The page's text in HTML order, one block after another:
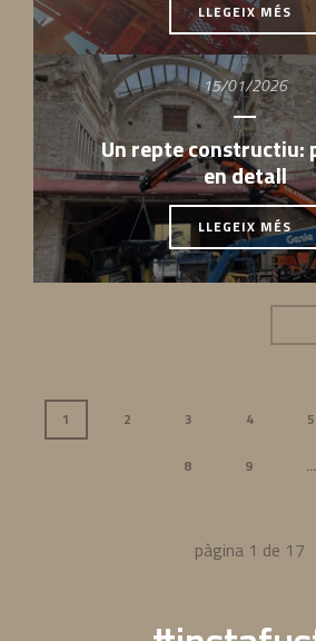
LLEGEIX MÉS
15/01/2026
Un repte constructiu:
en detall
LLEGEIX MÉS
1 2 3 4 5
8 9 ...
pàgina 1 de 17